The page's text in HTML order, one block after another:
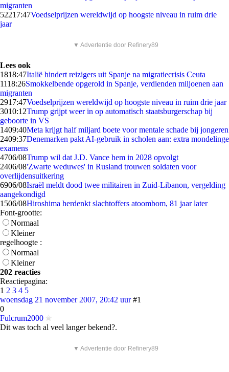
migranten
52217:47Voedselprijzen wereldwijd op hoogste niveau in ruim drie
jaar
▼ Advertentie door Refinery89
Lees ook
1818:47Italië hindert reizigers uit Spanje na migratiecrisis Ceuta
1118:26Smokkelbende opgerold in Spanje, verdienden miljoenen aan
migranten
2917:47Voedselprijzen wereldwijd op hoogste niveau in ruim drie jaar
3010:12Trump grijpt weer in op automatisch staatsburgerschap bij
geboorte in VS
1409:40Meta krijgt half miljard boete voor mentale schade bij jongeren
2409:37Denemarken pakt AI-gebruik in scholen aan: extra mondelinge
examens
4706/08Trump wil dat J.D. Vance hem in 2028 opvolgt
2406/08'Zwarte weduwes' in Rusland trouwen soldaten voor
overlijdensuitkering
6906/08Israël meldt dood twee militairen in Zuid-Libanon, vergelding
aangekondigd
1506/08Hiroshima herdenkt slachtoffers atoombom, 81 jaar later
Font-grootte:
Normaal
Kleiner
regelhoogte :
Normaal
Kleiner
202 reacties
Reactiepagina:
1 2 3 4 5
woensdag 21 november 2007, 20:42 uur #1
0
Fulcrum2000
Dit was toch al veel langer bekend?.
▼ Advertentie door Refinery89